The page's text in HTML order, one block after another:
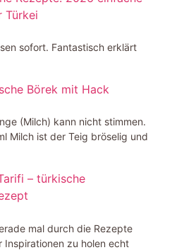
Türkei
sofort. Fantastisch erklärt
Börek mit Hack
(Milch) kann nicht stimmen.
Milch ist der Teig bröselig und
– türkische
mal durch die Rezepte
zu holen echt